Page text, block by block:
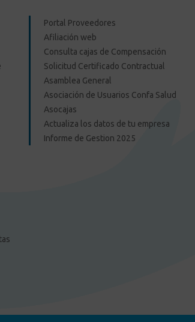
Portal Proveedores
Afiliación web
Consulta cajas de Compensación
Solicitud Certificado Contractual
Asamblea General
Asociación de Usuarios Confa Salud
Asocajas
Actualiza los datos de tu empresa
Informe de Gestion 2025